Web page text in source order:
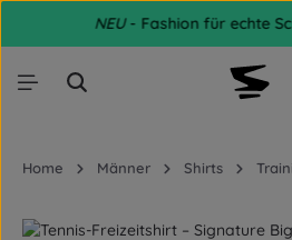
Zum Hauptinhalt springen
NEU- Fashion für echte
Home Männer Shirts
Bildergalerie überspringen